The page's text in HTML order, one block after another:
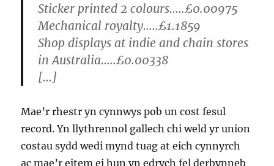
Sticker printed 2 colours…..£0.00975
Mechanical royalty…..£1.1859
Shop displays at indie and chain stores
in Australia…..£0.00338
[…]
Mae’r rhestr yn cynnwys pob un cost fesul
record. Yn llythrennol gallech chi weld yr union
costau sydd wedi mynd tuag at eich cynnyrch
ac mae’r eitem ei hun yn edrych fel derbynneb